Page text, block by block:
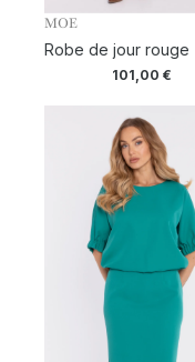
MOE
Robe de jour rouge
101,00 €